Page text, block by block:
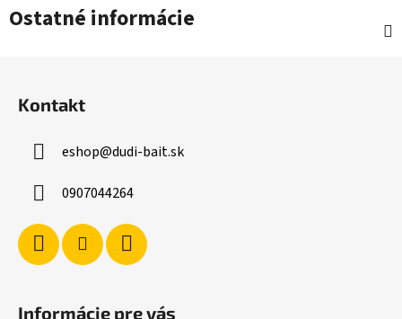
Ostatné informácie
Kontakt
eshop@dudi-bait.sk
0907044264
Informácie pre vás